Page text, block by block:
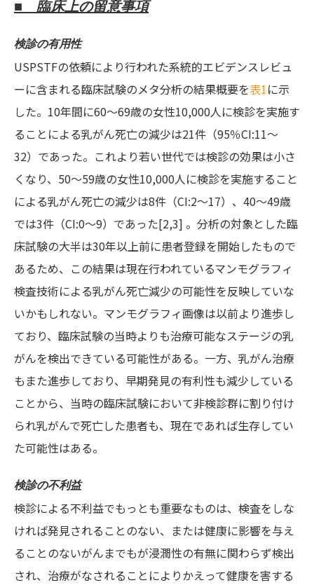
■ 臨床上の留意事項
検診の有用性
USPSTFの依頼により行われた系統的エビデンスレビュ
ーに含まれる臨床試験のメタ分析の結果概要を表1に示
した。10年間に60～69歳の女性10,000人に検診を実施す
ることによる乳がん死亡の減少は21件（95％CI:11～
32）であった。これより若い世代では検診の効果は小さ
くなり、50～59歳の女性10,000人に検診を実施すること
による乳がん死亡の減少は8件（CI:2～17）、40～49歳
では3件（CI:0～9）であった[2,3] 。分析の対象とした臨
床試験の大半は30年以上前に患者登録を開始したもので
あるため、この結果は現在行われているマンモグラフィ
検査技術による乳がん死亡減少の可能性を反映していな
いかもしれない。マンモグラフィ画像は以前より進歩し
ており、臨床試験の当時よりも治療可能なステージの乳
がんを検出できている可能性がある。一方、乳がん治療
もまた進歩しており、早期発見の有利性も減少している
ことから、当時の臨床試験において非検診群に割り付け
られ乳がんで死亡した患者も、現在であれば生存してい
た可能性はある。
検診の不利益
検診による不利益でもっとも重要なものは、検査をしな
ければ発見されることのない、または健康に影響を与え
ることのないがんまでもが浸潤性の有無に関わらず検出
され、治療がなされることによりかえって健康を害する